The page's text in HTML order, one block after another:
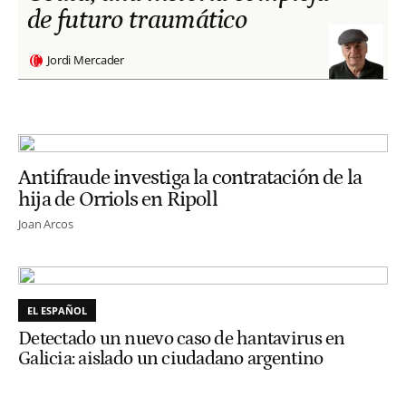
de futuro traumático
Jordi Mercader
Antifraude investiga la contratación de la
hija de Orriols en Ripoll
Joan Arcos
EL ESPAÑOL
Detectado un nuevo caso de hantavirus en
Galicia: aislado un ciudadano argentino